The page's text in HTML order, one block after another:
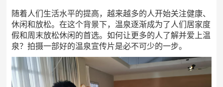
随着人们生活水平的提高，越来越多的人开始关注健康、
休闲和放松。在这个背景下，温泉逐渐成为了人们居家度
假和周末放松休闲的首选。如何让更多的人了解并爱上温
泉？拍摄一部好的温泉宣传片是必不可少的一步。